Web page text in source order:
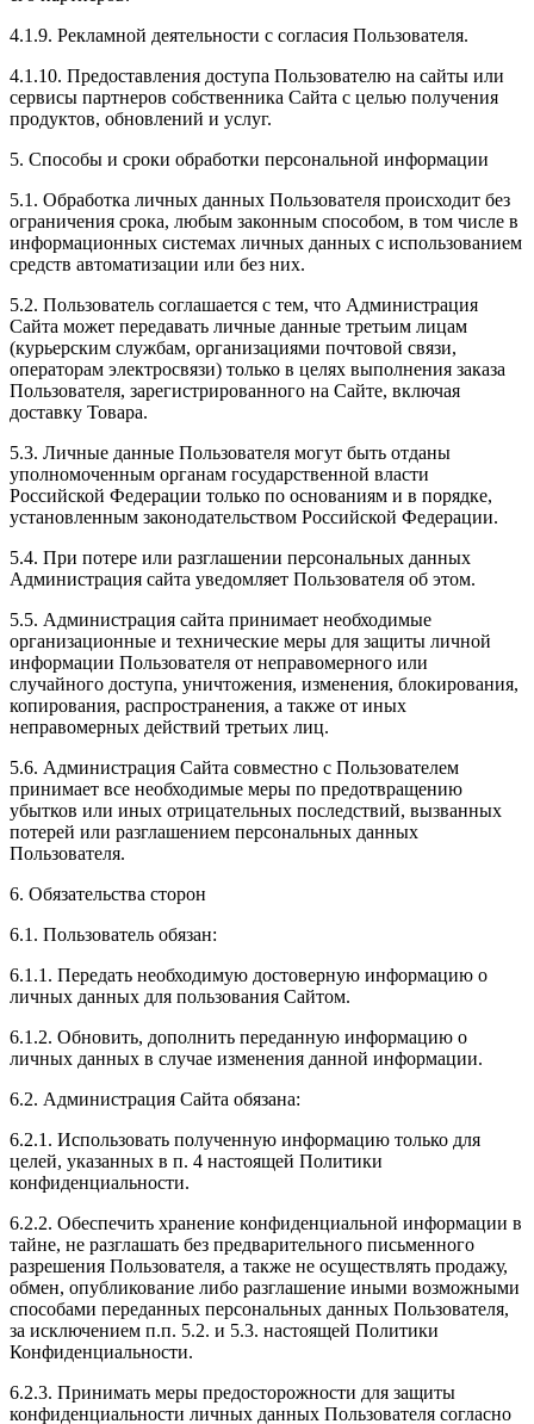
4.1.9. Рекламной деятельности с согласия Пользователя.
4.1.10. Предоставления доступа Пользователю на сайты или
сервисы партнеров собственника Сайта с целью получения
продуктов, обновлений и услуг.
5. Способы и сроки обработки персональной информации
5.1. Обработка личных данных Пользователя происходит без
ограничения срока, любым законным способом, в том числе в
информационных системах личных данных с использованием
средств автоматизации или без них.
5.2. Пользователь соглашается с тем, что Администрация
Сайта может передавать личные данные третьим лицам
(курьерским службам, организациями почтовой связи,
операторам электросвязи) только в целях выполнения заказа
Пользователя, зарегистрированного на Сайте, включая
доставку Товара.
5.3. Личные данные Пользователя могут быть отданы
уполномоченным органам государственной власти
Российской Федерации только по основаниям и в порядке,
установленным законодательством Российской Федерации.
5.4. При потере или разглашении персональных данных
Администрация сайта уведомляет Пользователя об этом.
5.5. Администрация сайта принимает необходимые
организационные и технические меры для защиты личной
информации Пользователя от неправомерного или
случайного доступа, уничтожения, изменения, блокирования,
копирования, распространения, а также от иных
неправомерных действий третьих лиц.
5.6. Администрация Сайта совместно с Пользователем
принимает все необходимые меры по предотвращению
убытков или иных отрицательных последствий, вызванных
потерей или разглашением персональных данных
Пользователя.
6. Обязательства сторон
6.1. Пользователь обязан:
6.1.1. Передать необходимую достоверную информацию о
личных данных для пользования Сайтом.
6.1.2. Обновить, дополнить переданную информацию о
личных данных в случае изменения данной информации.
6.2. Администрация Сайта обязана:
6.2.1. Использовать полученную информацию только для
целей, указанных в п. 4 настоящей Политики
конфиденциальности.
6.2.2. Обеспечить хранение конфиденциальной информации в
тайне, не разглашать без предварительного письменного
разрешения Пользователя, а также не осуществлять продажу,
обмен, опубликование либо разглашение иными возможными
способами переданных персональных данных Пользователя,
за исключением п.п. 5.2. и 5.3. настоящей Политики
Конфиденциальности.
6.2.3. Принимать меры предосторожности для защиты
конфиденциальности личных данных Пользователя согласно